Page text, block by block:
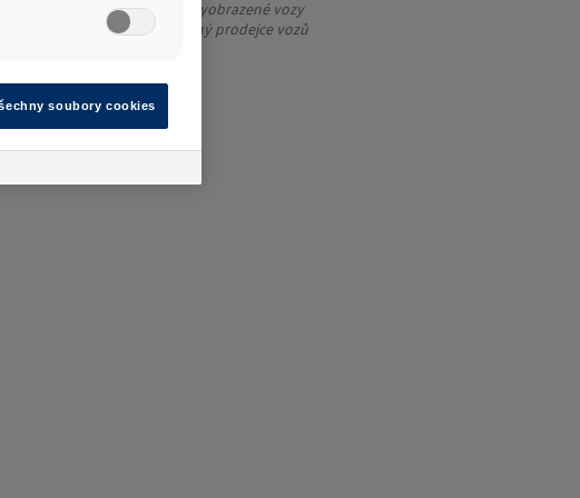
jsou pouze ilustrativní a vyobrazené vozy
sdělí Váš autorizovaný prodejce vozů
soubory cookies